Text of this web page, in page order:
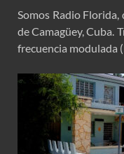
Somos Radio
de Camagüey, Cuba.
frecuencia modulada